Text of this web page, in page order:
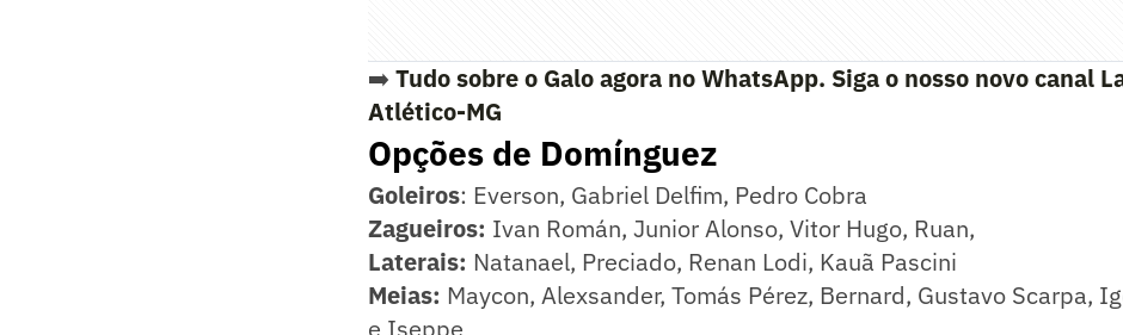
➡️ Tudo sobre o Galo agora no WhatsApp. Siga o nosso novo canal
Atlético-MG
Opções de Domínguez
Goleiros: Everson, Gabriel Delfim, Pedro Cobra
Zagueiros: Ivan Román, Junior Alonso, Vitor Hugo, Ruan,
Laterais: Natanael, Preciado, Renan Lodi, Kauã Pascini
Meias: Maycon, Alexsander, Tomás Pérez, Bernard, Gustavo Scarpa,